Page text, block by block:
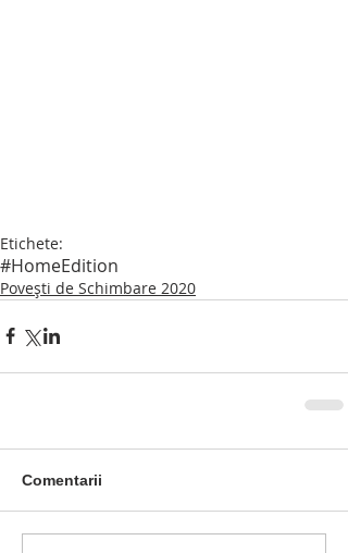
Etichete:
#HomeEdition
Povești de Schimbare 2020
Comentarii